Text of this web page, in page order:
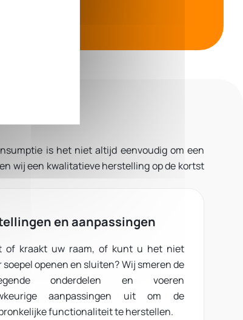
is het niet altijd eenvoudig om een
wij een kwalitatieve herstelling op de kortst
en aanpassingen
of kraakt uw raam, of kunt u het niet
soepel openen en sluiten?Wij smeren de
onderdelen
en
voeren
aanpassingen
uit om de
functionaliteit te herstellen.